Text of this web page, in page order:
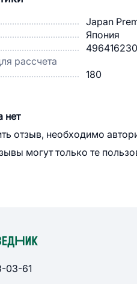
Japan
Япония
рассчета
180
нет
отзыв, необходимо
могут только те
03-61